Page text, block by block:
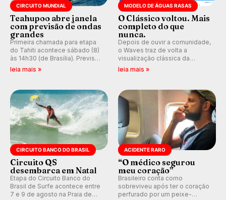
CIRCUITO MUNDIAL
Teahupoo abre janela
com previsão de ondas
grandes
Primeira chamada para etapa
do Tahiti acontece sábado (8)
às 14h30 (de Brasília). Previsão
indica swell consistente.
Kelly Slater convidado.
leia mais »
MODELO DE ÁGUAS RASAS
O Clássico voltou. Mais
completo do que
nunca.
Depois de ouvir a comunidade,
o Waves traz de volta a
visualização clássica da
previsão de águas rasas,
ondas para até 16 dias.
leia mais »
CIRCUITO BANCO DO BRASIL
Circuito QS
desembarca em Natal
Etapa do Circuito Banco do
Brasil de Surfe acontece entre
7 e 9 de agosto na Praia de
ACIDENTE RARO
“O médico segurou
meu coração”
Brasileiro conta como
sobreviveu após ter o coração
perfurado por um peixe-